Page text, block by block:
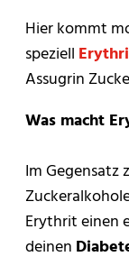
Hier kommt
speziell
Assugrin
Was macht
Im Gegensatz
Erythrit einen
deinen